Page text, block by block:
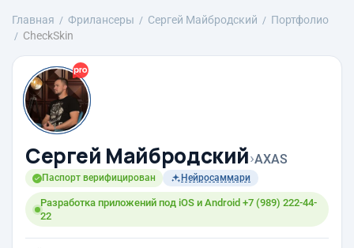
Главная Фрилансеры Сергей Майбродский
Портфолио
CheckSkin
Сергей Майбродский›AXAS
Паспорт верифицирован Нейросаммари
Разработка приложений под iOS и Android +7 (989) 222-44-
22